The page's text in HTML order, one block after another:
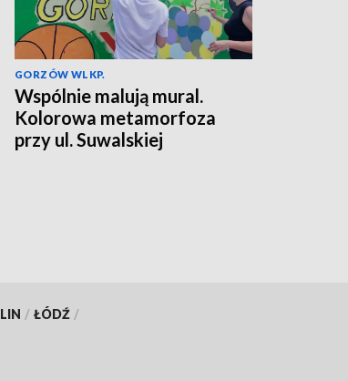
GORZÓW WLKP.
Wspólnie malują mural.
Kolorowa metamorfoza
przy ul. Suwalskiej
/ ŁÓDŹ /